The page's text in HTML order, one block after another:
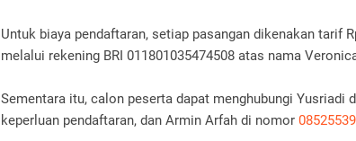
Untuk biaya pendaftaran, setiap pasangan dikenakan tarif
melalui rekening BRI 011801035474508 atas nama
Sementara itu, calon peserta dapat menghubungi Yusriadi
keperluan pendaftaran, dan Armin Arfah di nomor